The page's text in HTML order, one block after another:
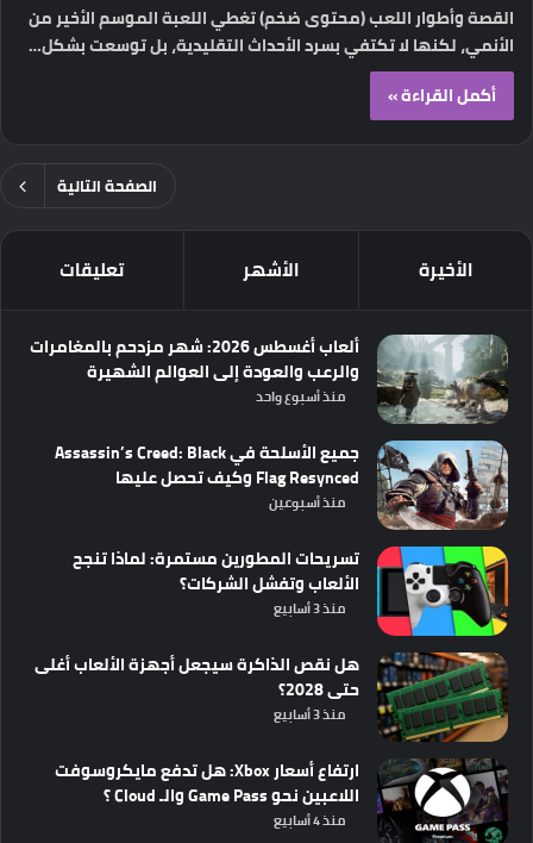
القصة وأطوار اللعب (محتوى ضخم) تغطي اللعبة الموسم الأخير من
الأنمي، لكنها لا تكتفي بسرد الأحداث التقليدية، بل توسعت بشكل…
أكمل القراءة »
الصفحة التالية
الأخيرة الأشهر تعليقات
ألعاب أغسطس 2026: شهر مزدحم بالمغامرات
والرعب والعودة إلى العوالم الشهيرة
منذ أسبوع واحد
جميع الأسلحة في Assassin’s Creed: Black
Flag Resynced وكيف تحصل عليها
منذ أسبوعين
تسريحات المطورين مستمرة: لماذا تنجح
الألعاب وتفشل الشركات؟
منذ 3 أسابيع
هل نقص الذاكرة سيجعل أجهزة الألعاب أغلى
حتى 2028؟
منذ 3 أسابيع
ارتفاع أسعار Xbox: هل تدفع مايكروسوفت
اللاعبين نحو Game Pass والـ Cloud ؟
منذ 4 أسابيع